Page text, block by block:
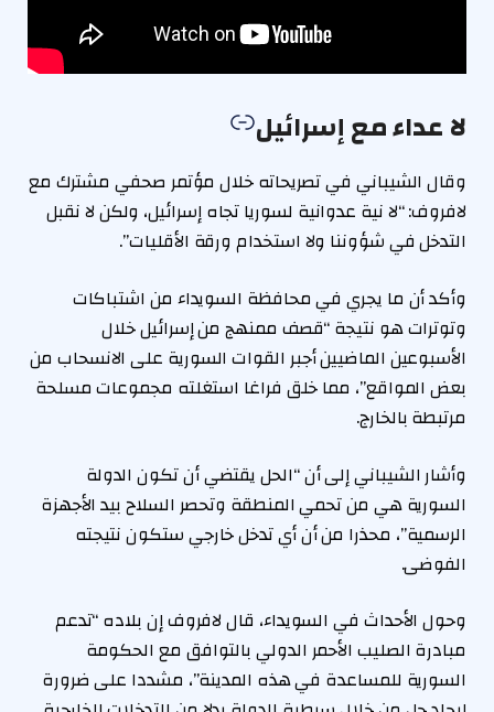
لا عداء مع إسرائيل
وقال الشيباني في تصريحاته خلال مؤتمر صحفي مشترك مع
لافروف: “لا نية عدوانية لسوريا تجاه إسرائيل، ولكن لا نقبل
التدخل في شؤوننا ولا استخدام ورقة الأقليات”.
وأكد أن ما يجري في محافظة السويداء من اشتباكات
وتوترات هو نتيجة “قصف ممنهج من إسرائيل خلال
الأسبوعين الماضيين أجبر القوات السورية على الانسحاب من
بعض المواقع”، مما خلق فراغا استغلته مجموعات مسلحة
مرتبطة بالخارج.
وأشار الشيباني إلى أن “الحل يقتضي أن تكون الدولة
السورية هي من تحمي المنطقة وتحصر السلاح بيد الأجهزة
الرسمية”، محذرا من أن أي تدخل خارجي ستكون نتيجته
الفوضى.
وحول الأحداث في السويداء، قال لافروف إن بلاده “تدعم
مبادرة الصليب الأحمر الدولي بالتوافق مع الحكومة
السورية للمساعدة في هذه المدينة”، مشددا على ضرورة